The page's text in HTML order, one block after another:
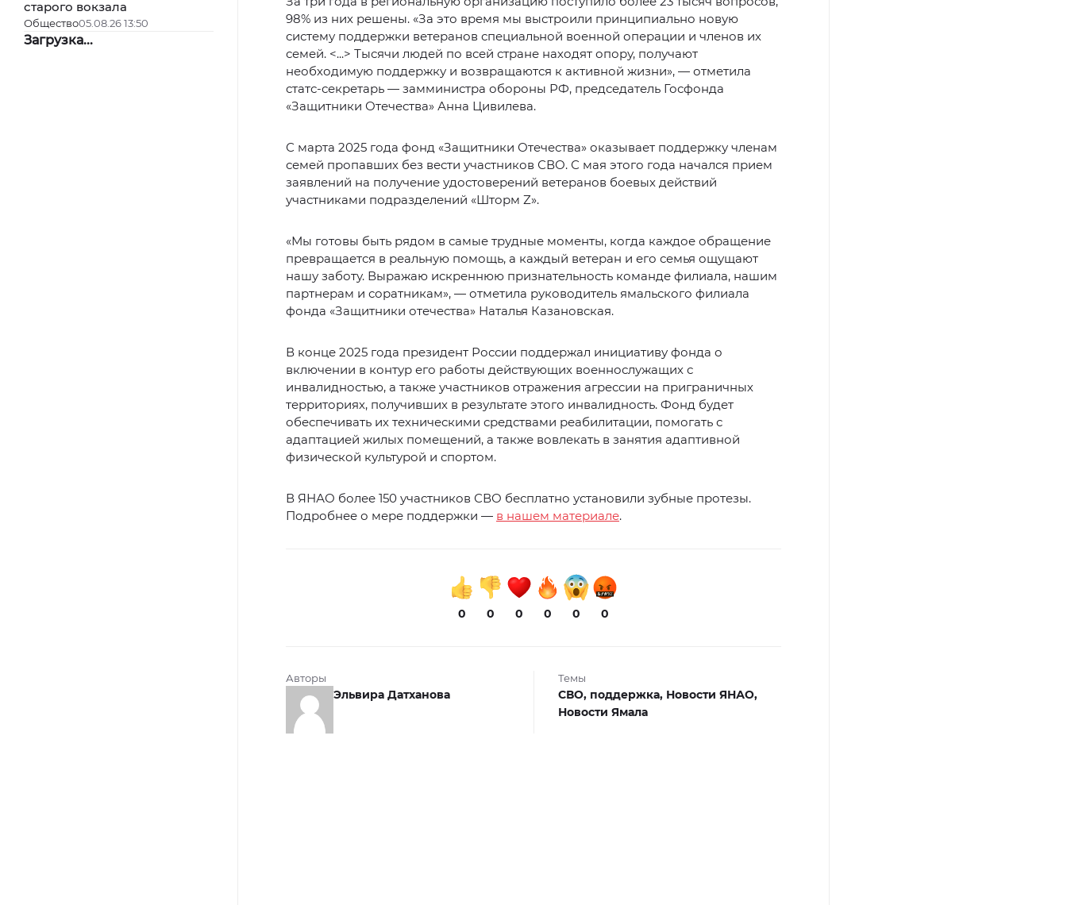
старого вокзала
Общество05.08.26 13:50
Загрузка...
98% из них решены. «За это время мы выстроили принципиально новую
систему поддержки ветеранов специальной военной операции и членов их
семей. <...> Тысячи людей по всей стране находят опору, получают
необходимую поддержку и возвращаются к активной жизни», — отметила
статс-секретарь — замминистра обороны РФ, председатель Госфонда
«Защитники Отечества» Анна Цивилева.
С марта 2025 года фонд «Защитники Отечества» оказывает поддержку членам
семей пропавших без вести участников СВО. С мая этого года начался прием
заявлений на получение удостоверений ветеранов боевых действий
участниками подразделений «Шторм Z».
«Мы готовы быть рядом в самые трудные моменты, когда каждое обращение
превращается в реальную помощь, а каждый ветеран и его семья ощущают
нашу заботу. Выражаю искреннюю признательность команде филиала, нашим
партнерам и соратникам», — отметила руководитель ямальского филиала
фонда «Защитники отечества» Наталья Казановская.
В конце 2025 года президент России поддержал инициативу фонда о
включении в контур его работы действующих военнослужащих с
инвалидностью, а также участников отражения агрессии на приграничных
территориях, получивших в результате этого инвалидность. Фонд будет
обеспечивать их техническими средствами реабилитации, помогать с
адаптацией жилых помещений, а также вовлекать в занятия адаптивной
физической культурой и спортом.
В ЯНАО более 150 участников СВО бесплатно установили зубные протезы.
Подробнее о мере поддержки — в нашем материале.
0 0 0 0 0 0
Авторы
Эльвира Датханова
Темы
СВО, поддержка, Новости ЯНАО,
Новости Ямала